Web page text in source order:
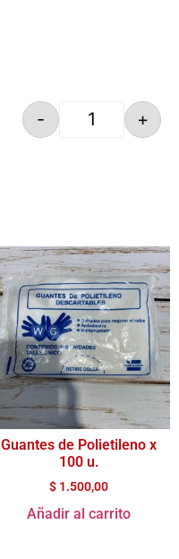
- +
Guantes de Polietileno x
100 u.
$ 1.500,00
Añadir al carrito